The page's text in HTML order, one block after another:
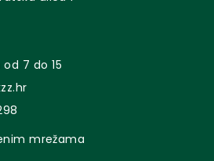
7 do 15
mrežama